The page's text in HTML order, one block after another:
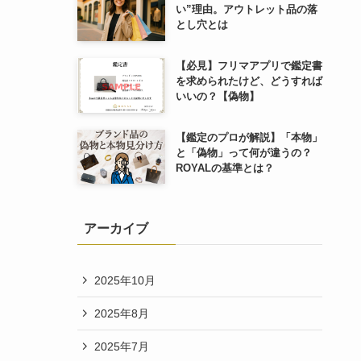
い”理由。アウトレット品の落
とし穴とは
【必見】フリマアプリで鑑定書
を求められたけど、どうすれば
いいの？【偽物】
【鑑定のプロが解説】「本物」
と「偽物」って何が違うの？
ROYALの基準とは？
アーカイブ
2025年10月
2025年8月
2025年7月